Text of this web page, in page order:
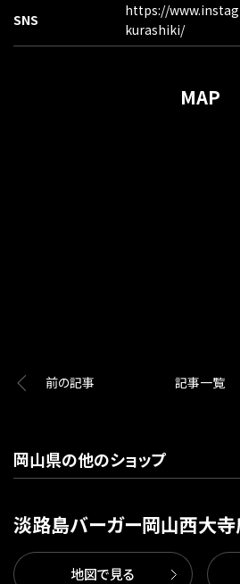
SNS
https://
kurashiki/
MAP
前の記事 記事一覧
岡山県の他のショップ
淡路島バーガー岡山西大
地図で見る